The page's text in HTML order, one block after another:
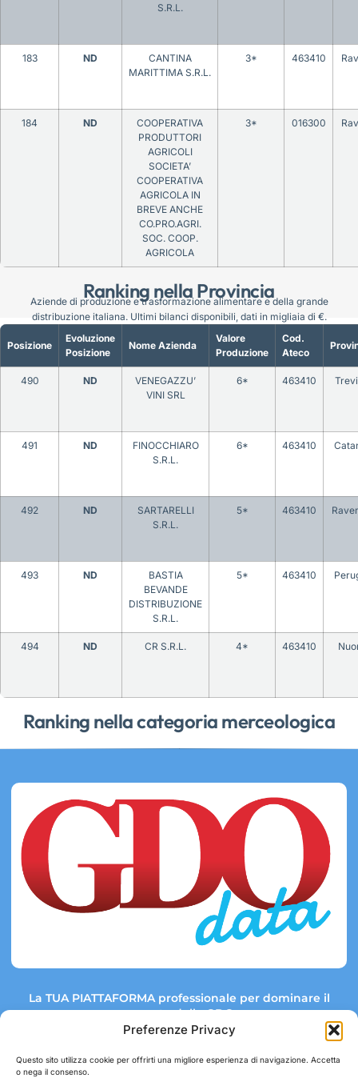
Preferenze Privacy
Questo sito utilizza cookie per offrirti una migliore esperienza di navigazione. Accetta
o nega il consenso.
Ranking nella Provincia
S.R.L.
183 ND
CANTINA
MARITTIMA S.R.L.
3* 463410
184 ND
COOPERATIVA
PRODUTTORI
AGRICOLI
SOCIETA’
COOPERATIVA
AGRICOLA IN
BREVE ANCHE
CO.PRO.AGRI.
SOC. COOP.
AGRICOLA
3* 016300
Ranking nella categoria merceologica
Posizione
Evoluzione
Posizione
Nome Azienda
Valore
Produzione
Cod.
Ateco
490 ND
VENEGAZZU’
VINI SRL
6* 463410
491 ND
FINOCCHIARO
S.R.L.
6* 463410
492 ND
SARTARELLI
S.R.L.
5* 463410
493 ND
BASTIA
BEVANDE
DISTRIBUZIONE
S.R.L.
5* 463410
494 ND CR S.R.L. 4* 463410
Aziende di produzione e trasformazione alimentare e della grande
distribuzione italiana. Ultimi bilanci disponibili, dati in migliaia di €.
La TUA PIATTAFORMA professionale per dominare il
mercato della GDO.
Link rapidi: